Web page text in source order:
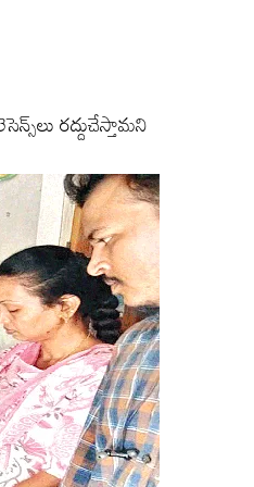
రద్దుచేస్తామని